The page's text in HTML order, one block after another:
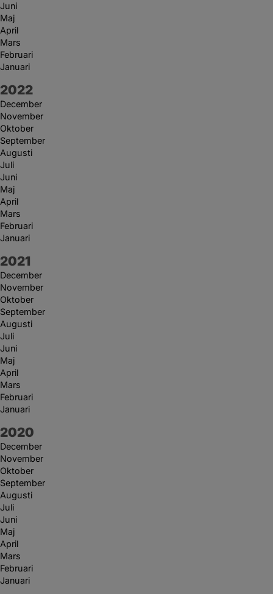
Juni
Maj
April
Mars
Februari
Januari
År:
2022
December
November
Oktober
September
Augusti
Juli
Juni
Maj
April
Mars
Februari
Januari
År:
2021
December
November
Oktober
September
Augusti
Juli
Juni
Maj
April
Mars
Februari
Januari
År:
2020
December
November
Oktober
September
Augusti
Juli
Juni
Maj
April
Mars
Februari
Januari